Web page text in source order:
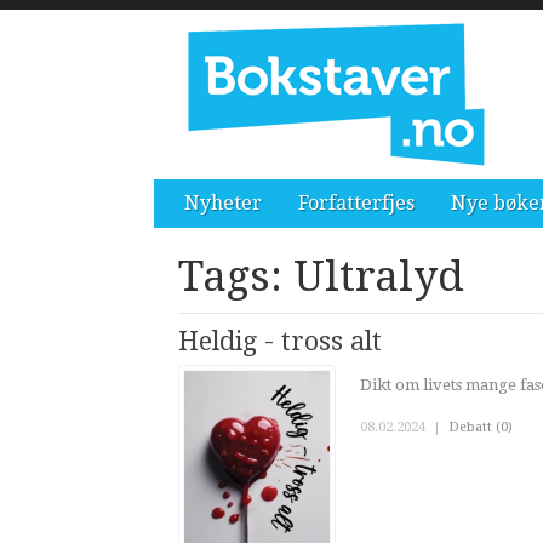
Nyheter Forfatterfjes Nye
Tags: Ultralyd
Heldig - tross alt
Dikt om livets mange
08.02.2024 | Debatt (0)